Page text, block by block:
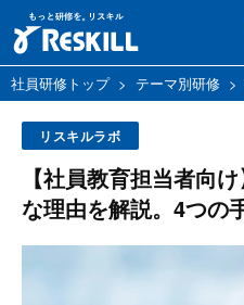
社員研修トップ> テーマ別研修 >
リスキルラボ
【社員教育担当者向
な理由を解説。4つの